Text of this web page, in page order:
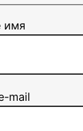
имя
mail